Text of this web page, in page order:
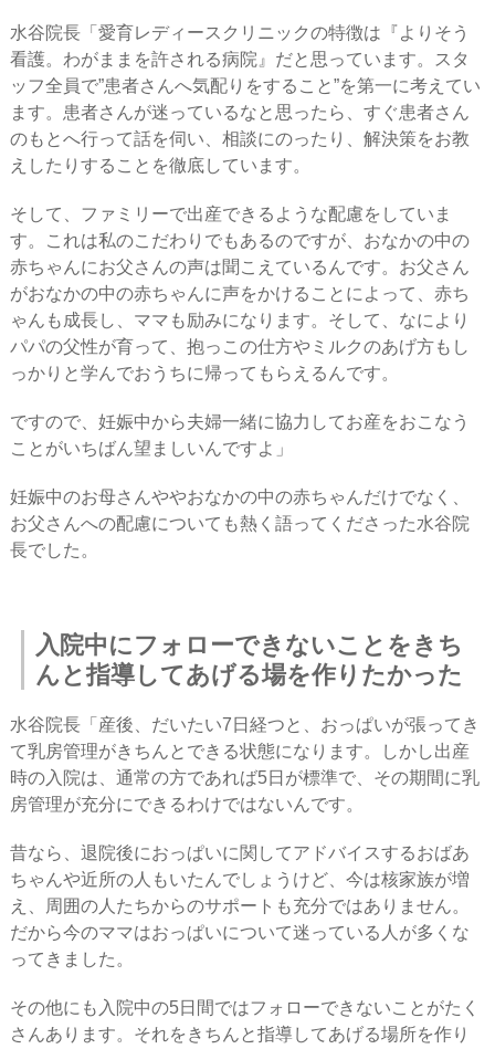
水谷院長「愛育レディースクリニックの特徴は『よりそう
看護。わがままを許される病院』だと思っています。スタ
ッフ全員で”患者さんへ気配りをすること”を第一に考えてい
ます。患者さんが迷っているなと思ったら、すぐ患者さん
のもとへ行って話を伺い、相談にのったり、解決策をお教
えしたりすることを徹底しています。
そして、ファミリーで出産できるような配慮をしていま
す。これは私のこだわりでもあるのですが、おなかの中の
赤ちゃんにお父さんの声は聞こえているんです。お父さん
がおなかの中の赤ちゃんに声をかけることによって、赤ち
ゃんも成長し、ママも励みになります。そして、なにより
パパの父性が育って、抱っこの仕方やミルクのあげ方もし
っかりと学んでおうちに帰ってもらえるんです。
ですので、妊娠中から夫婦一緒に協力してお産をおこなう
ことがいちばん望ましいんですよ」
妊娠中のお母さんややおなかの中の赤ちゃんだけでなく、
お父さんへの配慮についても熱く語ってくださった水谷院
長でした。
入院中にフォローできないことをきち
んと指導してあげる場を作りたかった
水谷院長「産後、だいたい7日経つと、おっぱいが張ってき
て乳房管理がきちんとできる状態になります。しかし出産
時の入院は、通常の方であれば5日が標準で、その期間に乳
房管理が充分にできるわけではないんです。
昔なら、退院後におっぱいに関してアドバイスするおばあ
ちゃんや近所の人もいたんでしょうけど、今は核家族が増
え、周囲の人たちからのサポートも充分ではありません。
だから今のママはおっぱいについて迷っている人が多くな
ってきました。
その他にも入院中の5日間ではフォローできないことがたく
さんあります。それをきちんと指導してあげる場所を作り